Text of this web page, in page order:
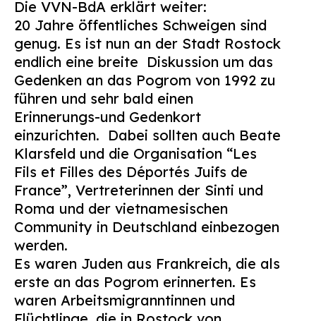
Die VVN-BdA erklärt weiter:
20 Jahre öffentliches Schweigen sind
genug. Es ist nun an der Stadt Rostock
endlich eine breite Diskussion um das
Gedenken an das Pogrom von 1992 zu
führen und sehr bald einen
Erinnerungs-und Gedenkort
einzurichten. Dabei sollten auch Beate
Klarsfeld und die Organisation “Les
Fils et Filles des Déportés Juifs de
France”, Vertreterinnen der Sinti und
Roma und der vietnamesischen
Community in Deutschland einbezogen
werden.
Es waren Juden aus Frankreich, die als
erste an das Pogrom erinnerten. Es
waren Arbeitsmigranntinnen und